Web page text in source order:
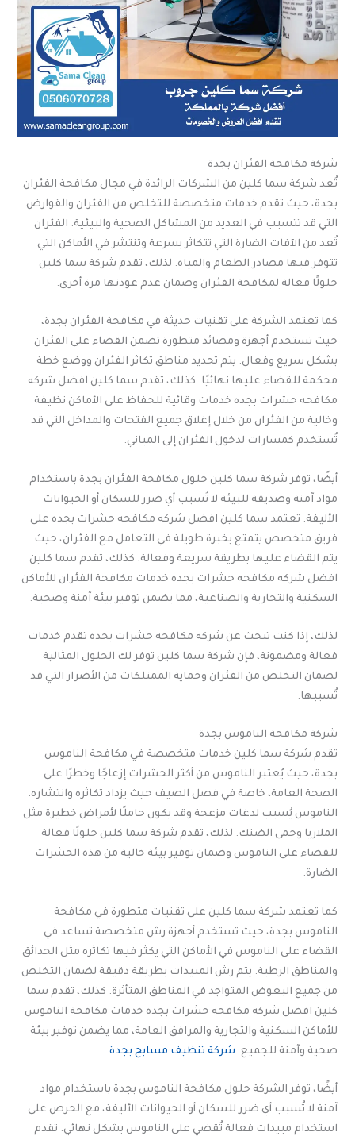
شركة مكافحة الفئران بجدة
تُعد شركة سما كلين من الشركات الرائدة في مجال مكافحة الفئران
بجدة، حيث تقدم خدمات متخصصة للتخلص من الفئران والقوارض
التي قد تتسبب في العديد من المشاكل الصحية والبيئية. الفئران
تُعد من الآفات الضارة التي تتكاثر بسرعة وتنتشر في الأماكن التي
تتوفر فيها مصادر الطعام والمياه. لذلك، تقدم شركة سما كلين
حلولًا فعالة لمكافحة الفئران وضمان عدم عودتها مرة أخرى.
كما تعتمد الشركة على تقنيات حديثة في مكافحة الفئران بجدة،
حيث تستخدم أجهزة ومصائد متطورة تضمن القضاء على الفئران
بشكل سريع وفعال. يتم تحديد مناطق تكاثر الفئران ووضع خطة
محكمة للقضاء عليها نهائيًا. كذلك، تقدم سما كلين افضل شركه
مكافحه حشرات بجده خدمات وقائية للحفاظ على الأماكن نظيفة
وخالية من الفئران من خلال إغلاق جميع الفتحات والمداخل التي قد
تُستخدم كمسارات لدخول الفئران إلى المباني.
أيضًا، توفر شركة سما كلين حلول مكافحة الفئران بجدة باستخدام
مواد آمنة وصديقة للبيئة لا تُسبب أي ضرر للسكان أو الحيوانات
الأليفة. تعتمد سما كلين افضل شركه مكافحه حشرات بجده على
فريق متخصص يتمتع بخبرة طويلة في التعامل مع الفئران، حيث
يتم القضاء عليها بطريقة سريعة وفعالة. كذلك، تقدم سما كلين
افضل شركه مكافحه حشرات بجده خدمات مكافحة الفئران للأماكن
السكنية والتجارية والصناعية، مما يضمن توفير بيئة آمنة وصحية.
لذلك، إذا كنت تبحث عن شركه مكافحه حشرات بجده تقدم خدمات
فعالة ومضمونة، فإن شركة سما كلين توفر لك الحلول المثالية
لضمان التخلص من الفئران وحماية الممتلكات من الأضرار التي قد
تُسببها.
شركة مكافحة الناموس بجدة
تقدم شركة سما كلين خدمات متخصصة في مكافحة الناموس
بجدة، حيث يُعتبر الناموس من أكثر الحشرات إزعاجًا وخطرًا على
الصحة العامة، خاصة في فصل الصيف حيث يزداد تكاثره وانتشاره.
الناموس يُسبب لدغات مزعجة وقد يكون حاملًا لأمراض خطيرة مثل
الملاريا وحمى الضنك. لذلك، تقدم شركة سما كلين حلولًا فعالة
للقضاء على الناموس وضمان توفير بيئة خالية من هذه الحشرات
الضارة.
كما تعتمد شركة سما كلين على تقنيات متطورة في مكافحة
الناموس بجدة، حيث تستخدم أجهزة رش متخصصة تساعد في
القضاء على الناموس في الأماكن التي يكثر فيها تكاثره مثل الحدائق
والمناطق الرطبة. يتم رش المبيدات بطريقة دقيقة لضمان التخلص
من جميع البعوض المتواجد في المناطق المتأثرة. كذلك، تقدم سما
كلين افضل شركه مكافحه حشرات بجده خدمات مكافحة الناموس
للأماكن السكنية والتجارية والمرافق العامة، مما يضمن توفير بيئة
صحية وآمنة للجميع. شركة تنظيف مسابح بجدة
أيضًا، توفر الشركة حلول مكافحة الناموس بجدة باستخدام مواد
آمنة لا تُسبب أي ضرر للسكان أو الحيوانات الأليفة، مع الحرص على
استخدام مبيدات فعالة تُقضي على الناموس بشكل نهائي. تقدم